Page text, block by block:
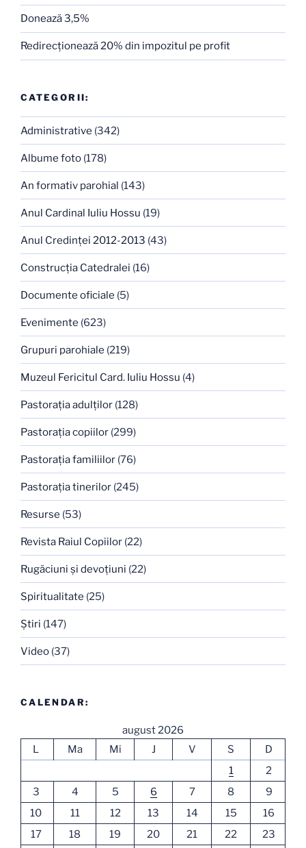
Donează 3,5%
Redirecţionează 20% din impozitul pe profit
CATEGORII:
Administrative (342)
Albume foto (178)
An formativ parohial (143)
Anul Cardinal Iuliu Hossu (19)
Anul Credinţei 2012-2013 (43)
Construcţia Catedralei (16)
Documente oficiale (5)
Evenimente (623)
Grupuri parohiale (219)
Muzeul Fericitul Card. Iuliu Hossu (4)
Pastoraţia adulţilor (128)
Pastoraţia copiilor (299)
Pastoraţia familiilor (76)
Pastoraţia tinerilor (245)
Resurse (53)
Revista Raiul Copiilor (22)
Rugăciuni şi devoţiuni (22)
Spiritualitate (25)
Ştiri (147)
Video (37)
CALENDAR:
august 2026
L
Ma Mi J V S
D
1
2
3
4 5 6 7 8
9
10
11 12 13 14 15
16
17
18 19 20 21 22
23